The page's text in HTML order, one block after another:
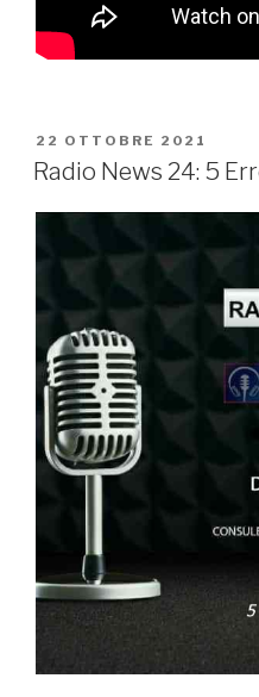
22 OTTOBRE 2021
Radio News 24: 5